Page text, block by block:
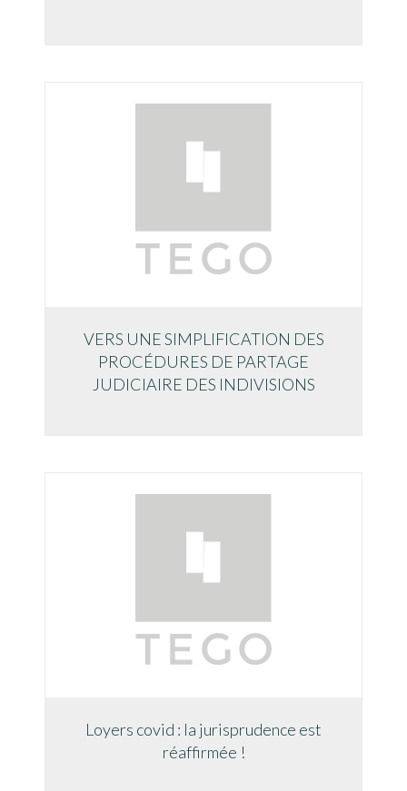
VERS UNE SIMPLIFICATION DES
PROCÉDURES DE PARTAGE
JUDICIAIRE DES INDIVISIONS
Loyers covid : la jurisprudence est
réaffirmée !